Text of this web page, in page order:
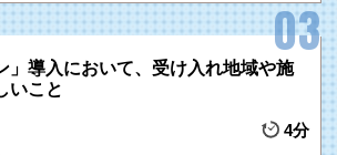
」導入において、受け入れ地域や施
いこと
4分